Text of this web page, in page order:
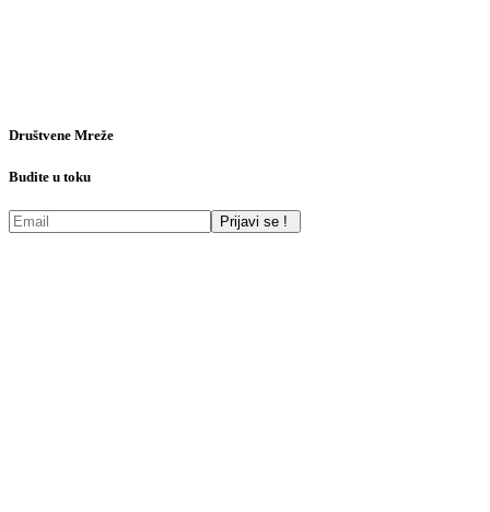
Društvene Mreže
Budite u toku